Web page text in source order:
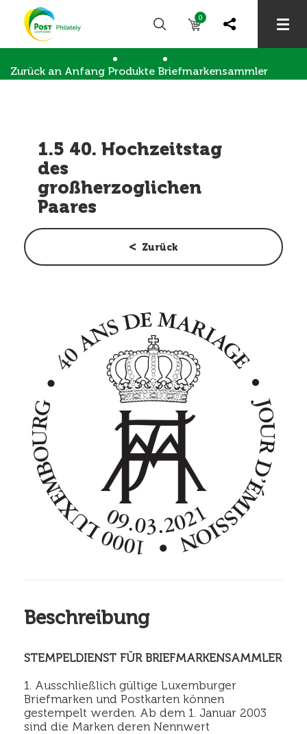
0
Zurück an Anfang Produkte Briefmarkensammler
1.5 40. Hochzeitstag
des
großherzoglichen
Paares
Zurück
Beschreibung
STEMPELDIENST FÜR BRIEFMARKENSAMMLER
1. Ausschließlich gültige Luxemburger
Briefmarken und Postkarten können
gestempelt werden. Ab dem 1. Januar 2003
sind die Marken deren Nennwert